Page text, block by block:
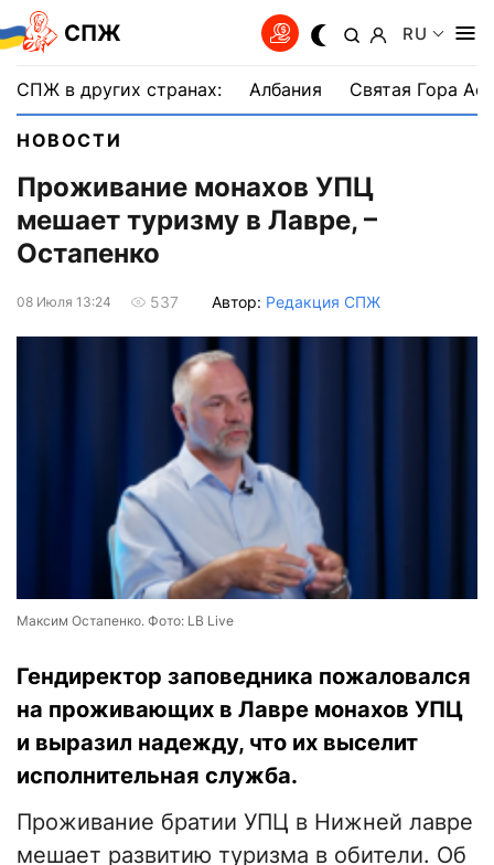
СПЖ RU
СПЖ в других странах: Албания Святая Гора
НОВОСТИ
Проживание монахов УПЦ
мешает туризму в Лавре, –
Остапенко
08 Июля 13:24 537 Автор: Редакция СПЖ
Максим Остапенко. Фото: LB Live
Гендиректор заповедника пожаловался
на проживающих в Лавре монахов УПЦ
и выразил надежду, что их выселит
исполнительная служба.
Проживание братии УПЦ в Нижней лавре
мешает развитию туризма в обители. Об